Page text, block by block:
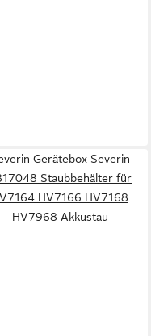
Gerätebox Severin
Staubbehälter für
HV7166 HV7168
HV7968 Akkustau